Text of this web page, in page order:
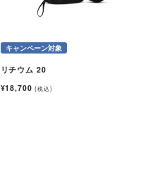
キャンペーン対象
リチウム 20
¥18,700(税込)